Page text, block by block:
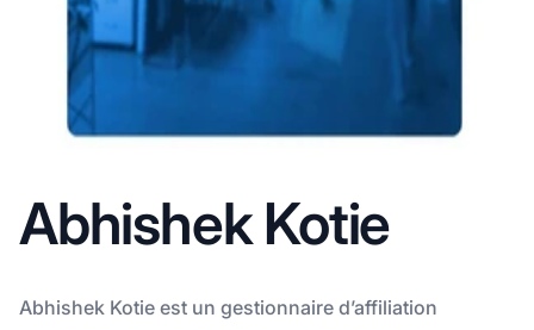
Abhishek Kotie
Abhishek Kotie est un gestionnaire d’affiliation